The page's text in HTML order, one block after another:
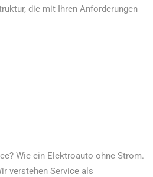
die mit Ihren Anforderungen
Wie ein Elektroauto ohne Strom.
verstehen Service als